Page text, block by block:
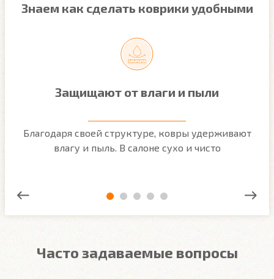
Знаем как сделать коврики удобными
Защищают от влаги и пыли
Благодаря своей структуре, ковры удерживают
влагу и пыль. В салоне сухо и чисто
Часто задаваемые вопросы